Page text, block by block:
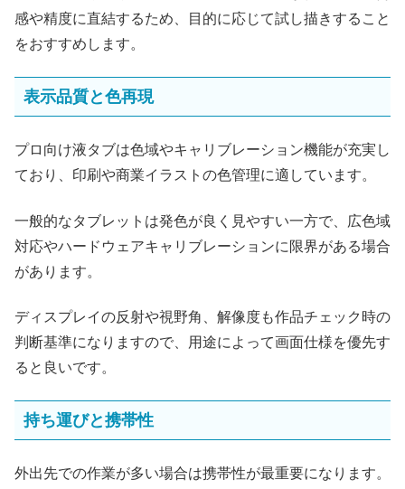
感や精度に直結するため、目的に応じて試し描きすること
をおすすめします。
表示品質と色再現
プロ向け液タブは色域やキャリブレーション機能が充実し
ており、印刷や商業イラストの色管理に適しています。
一般的なタブレットは発色が良く見やすい一方で、広色域
対応やハードウェアキャリブレーションに限界がある場合
があります。
ディスプレイの反射や視野角、解像度も作品チェック時の
判断基準になりますので、用途によって画面仕様を優先す
ると良いです。
持ち運びと携帯性
外出先での作業が多い場合は携帯性が最重要になります。